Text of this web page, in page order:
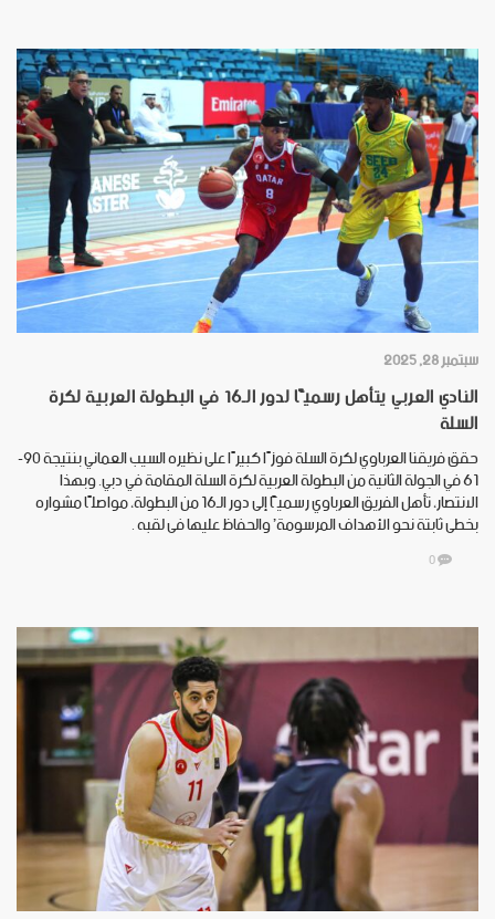
سبتمبر 28, 2025
النادي العربي يتأهل رسميًّا لدور الـ16 في البطولة العربية لكرة
السلة
حقق فريقنا العرباوي لكرة السلة فوزًا كبيرًا على نظيره السيب العماني بنتيجة 90-
61 في الجولة الثانية من البطولة العربية لكرة السلة المقامة في دبي. وبهذا
الانتصار، تأهل الفريق العرباوي رسميًّا إلى دور الـ16 من البطولة، مواصلًا مشواره
بخطى ثابتة نحو الأهداف المرسومة’ والحفاظ عليها فى لقبه .
0